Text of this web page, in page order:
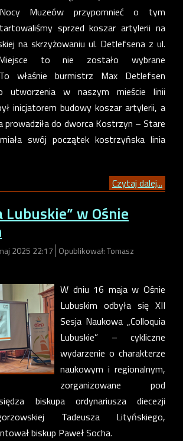
Muzeów przypomnieć o tym
sprzed koszar artylerii na
na skrzyżowaniu ul. Detlefsena z ul.
to nie zostało wybrane
właśnie burmistrz Max Detlefsen
utworzenia w naszym mieście linii
inicjatorem budowy koszar artylerii, a
prowadziła do dworca Kostrzyn – Stare
swój początek kostrzyńska linia
Czytaj dalej...
Lubuskie” w Ośnie
2025 22:17 Opublikował: Tomasz
W dniu 16 maja w Ośnie
Lubuskim odbyła się XII
Sesja Naukowa „Colloquia
Lubuskie” – cykliczne
wydarzenie o charakterze
naukowym i regionalnym,
zorganizowane pod
biskupa ordynariusza diecezji
gorzowskiej Tadeusza Lityńskiego,
biskup Paweł Socha.